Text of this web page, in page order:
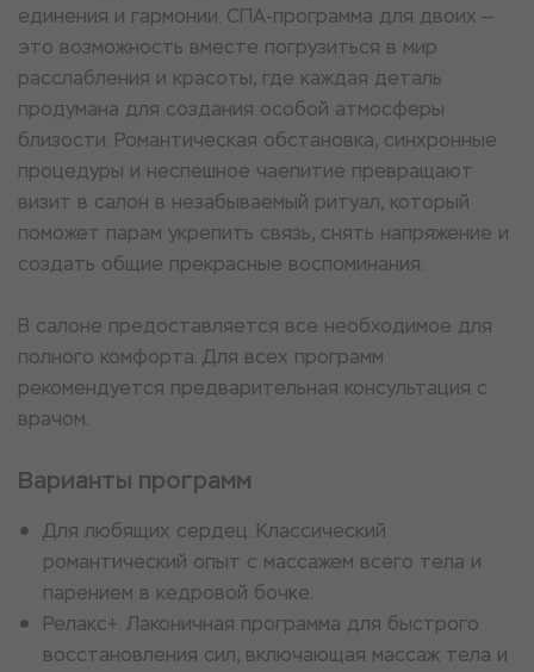
единения и гармонии. СПА-программа для двоих —
это возможность вместе погрузиться в мир
расслабления и красоты, где каждая деталь
продумана для создания особой атмосферы
близости. Романтическая обстановка, синхронные
процедуры и неспешное чаепитие превращают
визит в салон в незабываемый ритуал, который
поможет парам укрепить связь, снять напряжение и
создать общие прекрасные воспоминания.
В салоне предоставляется все необходимое для
полного комфорта. Для всех программ
рекомендуется предварительная консультация с
врачом.
Варианты программ
Для любящих сердец. Классический
романтический опыт с массажем всего тела и
парением в кедровой бочке.
Релакс+. Лаконичная программа для быстрого
восстановления сил, включающая массаж тела и